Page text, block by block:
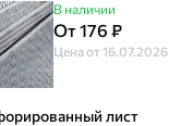
В наличии
От 176 ₽
Цена от 16.07.2026
лист